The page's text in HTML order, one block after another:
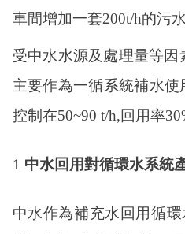
車間增加一套200t/h的污
受中水水源及處理量等因
主要作為一循系統補水
控制在50~90 t/h,回用率
1 中水回用對循環水系統
中水作為補充水回用循